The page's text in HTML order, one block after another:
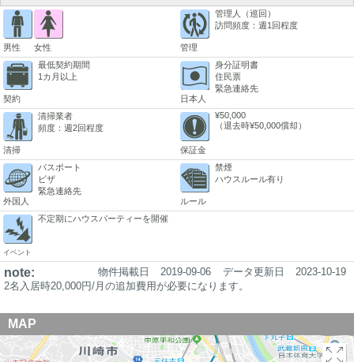
男性 女性 管理
管理人（巡回）
訪問頻度：週1回程度
契約
最低契約期間
1カ月以上
日本人
身分証明書
住民票
緊急連絡先
清掃
清掃業者
頻度：週2回程度
保証金
¥50,000
（退去時¥50,000償却）
外国人
パスポート
ビザ
緊急連絡先
ルール
禁煙
ハウスルール有り
イベント
不定期にハウスパーティーを開催
note: データ更新日 2023-10-19
物件掲載日
2019-09-06
2名入居時20,000円/月の追加費用が必要になります。
MAP